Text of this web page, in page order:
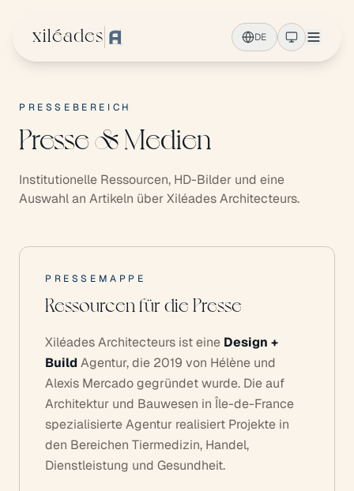
xiléades
DE
PRESSEBEREICH
Presse & Medien
Institutionelle Ressourcen, HD-Bilder und eine
Auswahl an Artikeln über Xiléades Architecteurs.
PRESSEMAPPE
Ressourcen für die Presse
Xiléades Architecteurs ist eine Design +
Build Agentur, die 2019 von Hélène und
Alexis Mercado gegründet wurde. Die auf
Architektur und Bauwesen in Île-de-France
spezialisierte Agentur realisiert Projekte in
den Bereichen Tiermedizin, Handel,
Dienstleistung und Gesundheit.